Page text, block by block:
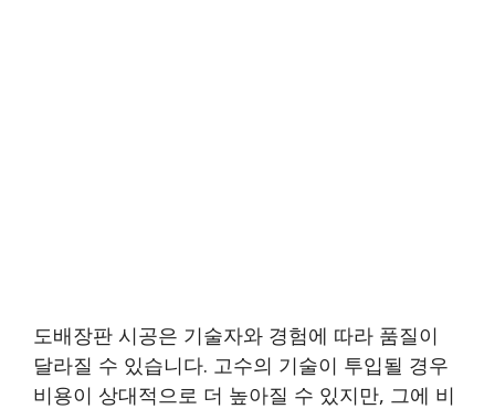
도배장판 시공은 기술자와 경험에 따라 품질이
달라질 수 있습니다. 고수의 기술이 투입될 경우
비용이 상대적으로 더 높아질 수 있지만, 그에 비